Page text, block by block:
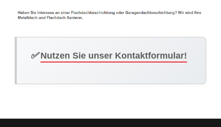
✅Nutzen Sie unser Kontaktformular!